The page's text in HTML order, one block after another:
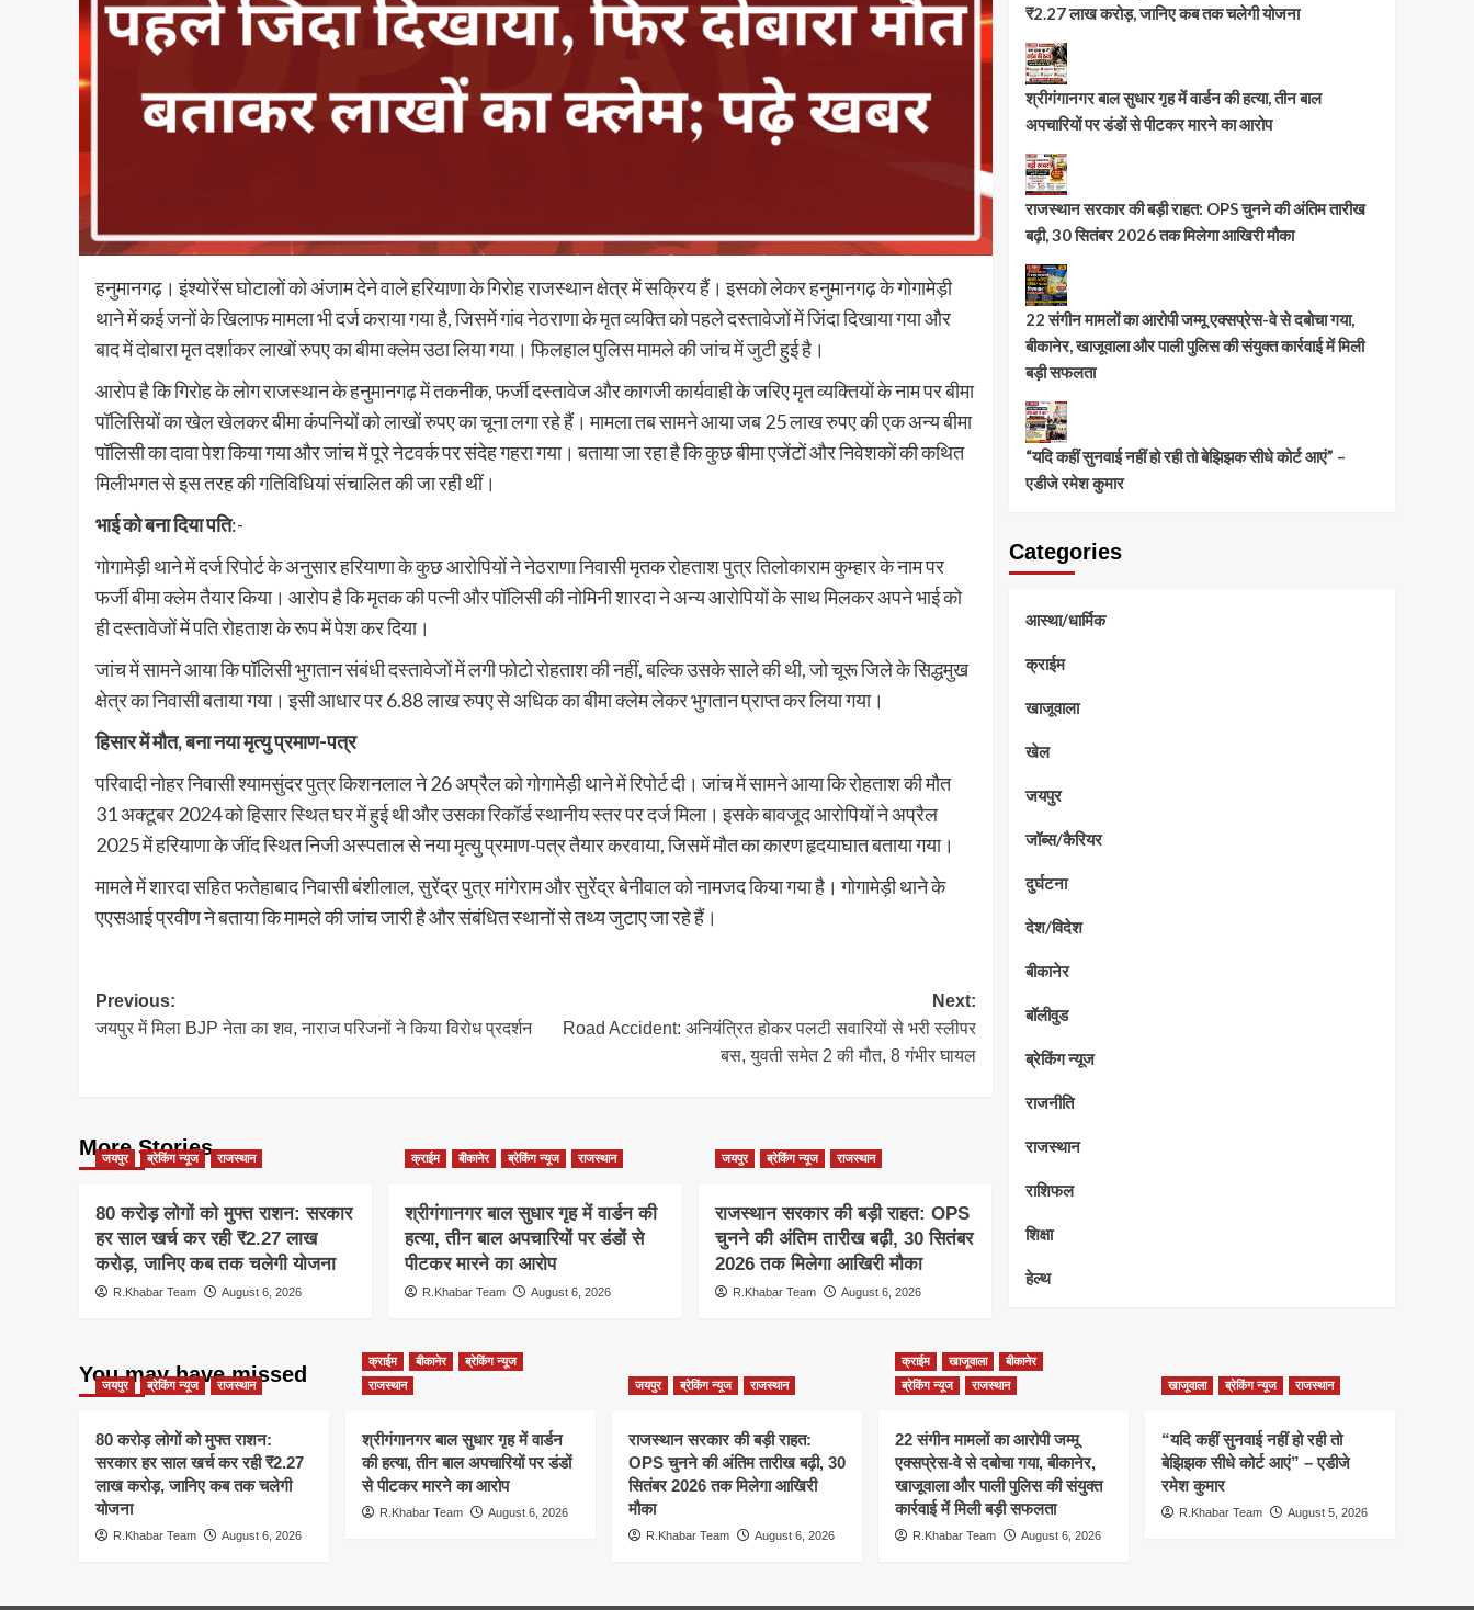
हनुमानगढ़। इंश्योरेंस घोटालों को अंजाम देने वाले हरियाणा के गिरोह राजस्थान क्षेत्र में सक्रिय हैं। इसको लेकर हनुमानगढ़ के गोगामेड़ी
थाने में कई जनों के खिलाफ मामला भी दर्ज कराया गया है, जिसमें गांव नेठराणा के मृत व्यक्ति को पहले दस्तावेजों में जिंदा दिखाया गया और
बाद में दोबारा मृत दर्शाकर लाखों रुपए का बीमा क्लेम उठा लिया गया। फिलहाल पुलिस मामले की जांच में जुटी हुई है।
आरोप है कि गिरोह के लोग राजस्थान के हनुमानगढ़ में तकनीक, फर्जी दस्तावेज और कागजी कार्यवाही के जरिए मृत व्यक्तियों के नाम पर बीमा
पॉलिसियों का खेल खेलकर बीमा कंपनियों को लाखों रुपए का चूना लगा रहे हैं। मामला तब सामने आया जब 25 लाख रुपए की एक अन्य बीमा
पॉलिसी का दावा पेश किया गया और जांच में पूरे नेटवर्क पर संदेह गहरा गया। बताया जा रहा है कि कुछ बीमा एजेंटों और निवेशकों की कथित
मिलीभगत से इस तरह की गतिविधियां संचालित की जा रही थीं।
भाई को बना दिया पति:-
गोगामेड़ी थाने में दर्ज रिपोर्ट के अनुसार हरियाणा के कुछ आरोपियों ने नेठराणा निवासी मृतक रोहताश पुत्र तिलोकाराम कुम्हार के नाम पर
फर्जी बीमा क्लेम तैयार किया। आरोप है कि मृतक की पत्नी और पॉलिसी की नोमिनी शारदा ने अन्य आरोपियों के साथ मिलकर अपने भाई को
ही दस्तावेजों में पति रोहताश के रूप में पेश कर दिया।
जांच में सामने आया कि पॉलिसी भुगतान संबंधी दस्तावेजों में लगी फोटो रोहताश की नहीं, बल्कि उसके साले की थी, जो चूरू जिले के सिद्धमुख
क्षेत्र का निवासी बताया गया। इसी आधार पर 6.88 लाख रुपए से अधिक का बीमा क्लेम लेकर भुगतान प्राप्त कर लिया गया।
हिसार में मौत, बना नया मृत्यु प्रमाण-पत्र
परिवादी नोहर निवासी श्यामसुंदर पुत्र किशनलाल ने 26 अप्रैल को गोगामेड़ी थाने में रिपोर्ट दी। जांच में सामने आया कि रोहताश की मौत
31 अक्टूबर 2024 को हिसार स्थित घर में हुई थी और उसका रिकॉर्ड स्थानीय स्तर पर दर्ज मिला। इसके बावजूद आरोपियों ने अप्रैल
2025 में हरियाणा के जींद स्थित निजी अस्पताल से नया मृत्यु प्रमाण-पत्र तैयार करवाया, जिसमें मौत का कारण हृदयाघात बताया गया।
मामले में शारदा सहित फतेहाबाद निवासी बंशीलाल, सुरेंद्र पुत्र मांगेराम और सुरेंद्र बेनीवाल को नामजद किया गया है। गोगामेड़ी थाने के
एएसआई प्रवीण ने बताया कि मामले की जांच जारी है और संबंधित स्थानों से तथ्य जुटाए जा रहे हैं।
Post
navigation
Previous:
जयपुर में मिला BJP नेता का शव, नाराज परिजनों ने किया विरोध प्रदर्शन
Next:
Road Accident: अनियंत्रित होकर पलटी सवारियों से भरी स्लीपर
बस, युवती समेत 2 की मौत, 8 गंभीर घायल
More Stories
जयपुर ब्रेकिंग न्यूज राजस्थान
80 करोड़ लोगों को मुफ्त राशन: सरकार
हर साल खर्च कर रही ₹2.27 लाख
करोड़, जानिए कब तक चलेगी योजना
R.Khabar Team August 6, 2026
क्राईम बीकानेर ब्रेकिंग न्यूज राजस्थान
श्रीगंगानगर बाल सुधार गृह में वार्डन की
हत्या, तीन बाल अपचारियों पर डंडों से
पीटकर मारने का आरोप
R.Khabar Team August 6, 2026
जयपुर ब्रेकिंग न्यूज राजस्थान
राजस्थान सरकार की बड़ी राहत: OPS
चुनने की अंतिम तारीख बढ़ी, 30 सितंबर
2026 तक मिलेगा आखिरी मौका
R.Khabar Team August 6, 2026
₹2.27 लाख करोड़, जानिए कब तक चलेगी योजना
श्रीगंगानगर बाल सुधार गृह में वार्डन की हत्या, तीन बाल
अपचारियों पर डंडों से पीटकर मारने का आरोप
राजस्थान सरकार की बड़ी राहत: OPS चुनने की अंतिम तारीख
बढ़ी, 30 सितंबर 2026 तक मिलेगा आखिरी मौका
22 संगीन मामलों का आरोपी जम्मू एक्सप्रेस-वे से दबोचा गया,
बीकानेर, खाजूवाला और पाली पुलिस की संयुक्त कार्रवाई में मिली
बड़ी सफलता
“यदि कहीं सुनवाई नहीं हो रही तो बेझिझक सीधे कोर्ट आएं” –
एडीजे रमेश कुमार
Categories
आस्था/धार्मिक
क्राईम
खाजूवाला
खेल
जयपुर
जॉब्स/कैरियर
दुर्घटना
देश/विदेश
बीकानेर
बॉलीवुड
ब्रेकिंग न्यूज
राजनीति
राजस्थान
राशिफल
शिक्षा
हेल्थ
You may have missed
जयपुर ब्रेकिंग न्यूज राजस्थान
80 करोड़ लोगों को मुफ्त राशन:
सरकार हर साल खर्च कर रही ₹2.27
लाख करोड़, जानिए कब तक चलेगी
योजना
R.Khabar Team August 6, 2026
क्राईम बीकानेर
ब्रेकिंग न्यूज
राजस्थान
श्रीगंगानगर बाल सुधार गृह में वार्डन
की हत्या, तीन बाल अपचारियों पर डंडों
से पीटकर मारने का आरोप
R.Khabar Team August 6, 2026
जयपुर ब्रेकिंग न्यूज राजस्थान
राजस्थान सरकार की बड़ी राहत:
OPS चुनने की अंतिम तारीख बढ़ी, 30
सितंबर 2026 तक मिलेगा आखिरी
मौका
R.Khabar Team August 6, 2026
क्राईम खाजूवाला
बीकानेर
ब्रेकिंग न्यूज
राजस्थान
22 संगीन मामलों का आरोपी जम्मू
एक्सप्रेस-वे से दबोचा गया, बीकानेर,
खाजूवाला और पाली पुलिस की संयुक्त
कार्रवाई में मिली बड़ी सफलता
R.Khabar Team August 6, 2026
खाजूवाला ब्रेकिंग न्यूज राजस्थान
“यदि कहीं सुनवाई नहीं हो रही तो
बेझिझक सीधे कोर्ट आएं” – एडीजे
रमेश कुमार
R.Khabar Team August 5, 2026